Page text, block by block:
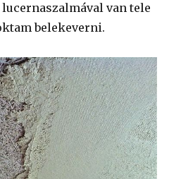
van tele
belekeverni.